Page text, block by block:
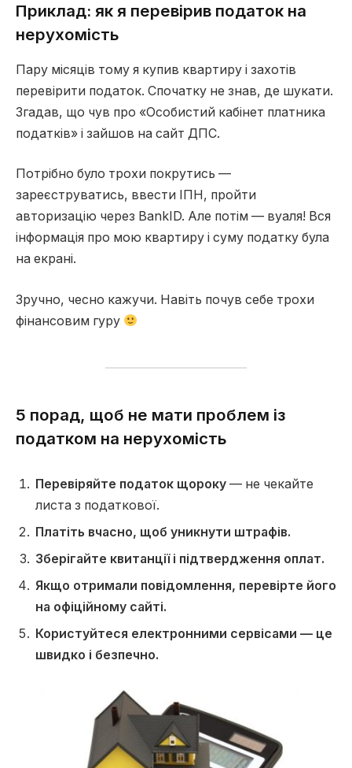
Приклад: як я перевірив податок на
нерухомість
Пару місяців тому я купив квартиру і захотів
перевірити податок. Спочатку не знав, де шукати.
Згадав, що чув про «Особистий кабінет платника
податків» і зайшов на сайт ДПС.
Потрібно було трохи покрутись —
зареєструватись, ввести ІПН, пройти
авторизацію через BankID. Але потім — вуаля! Вся
інформація про мою квартиру і суму податку була
на екрані.
Зручно, чесно кажучи. Навіть почув себе трохи
фінансовим гуру
5 порад, щоб не мати проблем із
податком на нерухомість
Перевіряйте податок щороку — не чекайте
листа з податкової.
Платіть вчасно, щоб уникнути штрафів.
Зберігайте квитанції і підтвердження оплат.
Якщо отримали повідомлення, перевірте його
на офіційному сайті.
Користуйтеся електронними сервісами — це
швидко і безпечно.